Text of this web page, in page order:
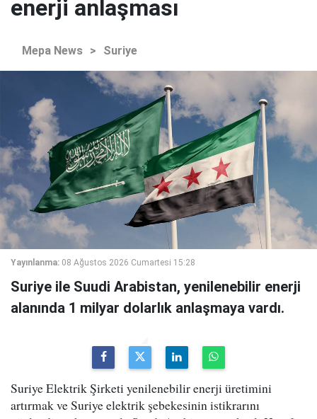
enerji anlaşması
Mepa News > Suriye
Yayınlanma: 08 Ağustos 2026 Cumartesi 15:28
Suriye ile Suudi Arabistan, yenilenebilir enerji
alanında 1 milyar dolarlık anlaşmaya vardı.
Suriye Elektrik Şirketi yenilenebilir enerji üretimini
artırmak ve Suriye elektrik şebekesinin istikrarını